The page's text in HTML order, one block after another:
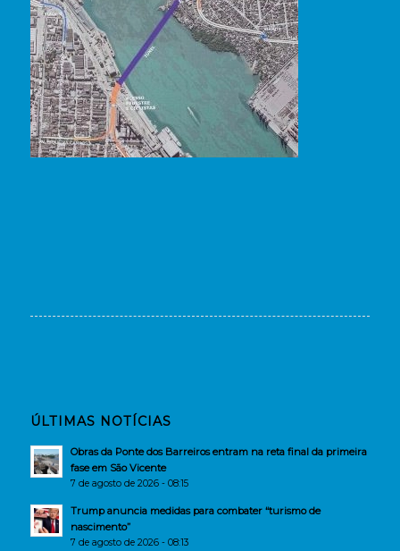
ÚLTIMAS NOTÍCIAS
Obras da Ponte dos Barreiros entram na reta final da primeira
fase em São Vicente
7 de agosto de 2026 - 08:15
Trump anuncia medidas para combater “turismo de
nascimento”
7 de agosto de 2026 - 08:13